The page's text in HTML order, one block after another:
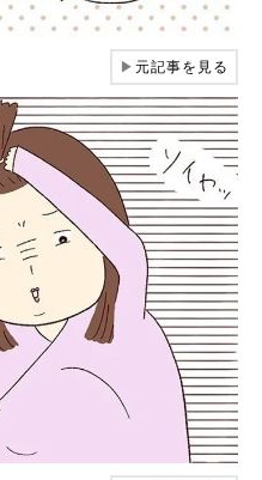
▶元記事を見る